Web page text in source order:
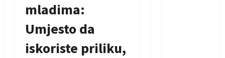
mladima:
Umjesto da
iskoriste priliku,